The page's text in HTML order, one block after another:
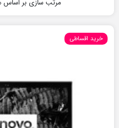
خرید اقساطی